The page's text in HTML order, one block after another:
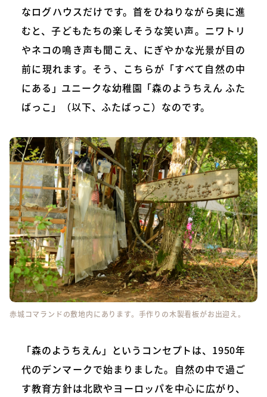
なログハウスだけです。首をひねりながら奥に進
むと、子どもたちの楽しそうな笑い声。ニワトリ
やネコの鳴き声も聞こえ、にぎやかな光景が目の
前に現れます。そう、こちらが「すべて自然の中
にある」ユニークな幼稚園「森のようちえん ふた
ばっこ」（以下、ふたばっこ）なのです。
赤城コマランドの敷地内にあります。手作りの木製看板がお出迎え。
「森のようちえん」というコンセプトは、1950年
代のデンマークで始まりました。自然の中で過ご
す教育方針は北欧やヨーロッパを中心に広がり、